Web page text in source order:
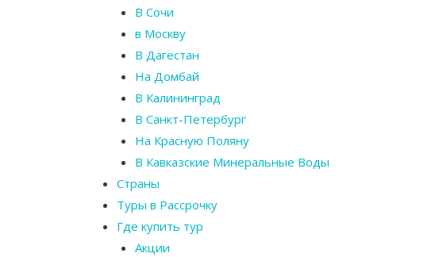
В Сочи
в Москву
В Дагестан
На Домбай
В Калининград
В Санкт-Петербург
На Красную Поляну
В Кавказские Минеральные Воды
Страны
Туры в Рассрочку
Где купить тур
Акции